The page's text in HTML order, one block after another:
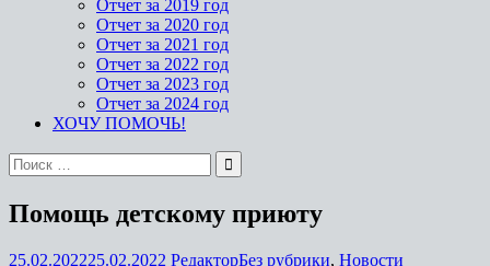
Отчет за 2019 год
Отчет за 2020 год
Отчет за 2021 год
Отчет за 2022 год
Отчет за 2023 год
Отчет за 2024 год
ХОЧУ ПОМОЧЬ!
Помощь детскому приюту
25.02.202225.02.2022 РедакторБез рубрики, Новости